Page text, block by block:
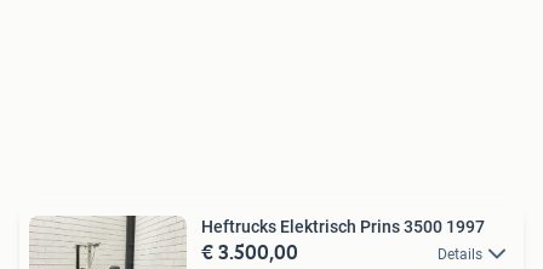
Heftrucks Elektrisch Prins 3500 1997
€ 3.500,00 Details